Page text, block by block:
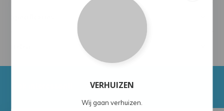
VERHUIZEN
Wij gaan verhuizen.